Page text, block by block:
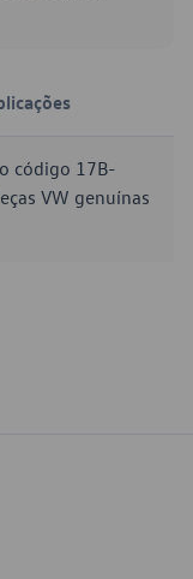
código 17B-
VW genuínas